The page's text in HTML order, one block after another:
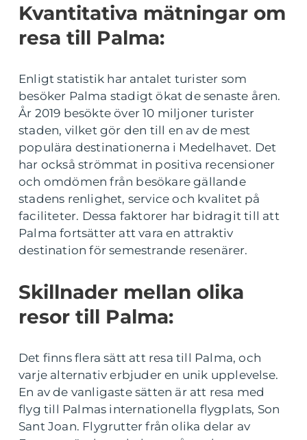
Kvantitativa mätningar om
resa till Palma:
Enligt statistik har antalet turister som
besöker Palma stadigt ökat de senaste åren.
År 2019 besökte över 10 miljoner turister
staden, vilket gör den till en av de mest
populära destinationerna i Medelhavet. Det
har också strömmat in positiva recensioner
och omdömen från besökare gällande
stadens renlighet, service och kvalitet på
faciliteter. Dessa faktorer har bidragit till att
Palma fortsätter att vara en attraktiv
destination för semestrande resenärer.
Skillnader mellan olika
resor till Palma:
Det finns flera sätt att resa till Palma, och
varje alternativ erbjuder en unik upplevelse.
En av de vanligaste sätten är att resa med
flyg till Palmas internationella flygplats, Son
Sant Joan. Flygrutter från olika delar av